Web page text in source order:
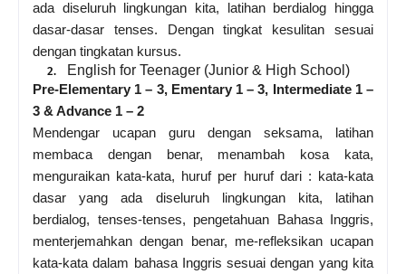
ada diseluruh lingkungan kita, latihan berdialog hingga
dasar-dasar tenses. Dengan tingkat kesulitan sesuai
dengan tingkatan kursus.
2.
English for Teenager (Junior & High School)
Pre-Elementary 1 – 3, Ementary 1 – 3, Intermediate 1 –
3 & Advance 1 – 2
Mendengar ucapan guru dengan seksama, latihan
membaca dengan benar, menambah kosa kata,
menguraikan kata-kata, huruf per huruf dari : kata-kata
dasar yang ada diseluruh lingkungan kita, latihan
berdialog, tenses-tenses, pengetahuan Bahasa Inggris,
menterjemahkan dengan benar, me-refleksikan ucapan
kata-kata dalam bahasa Inggris sesuai dengan yang kita